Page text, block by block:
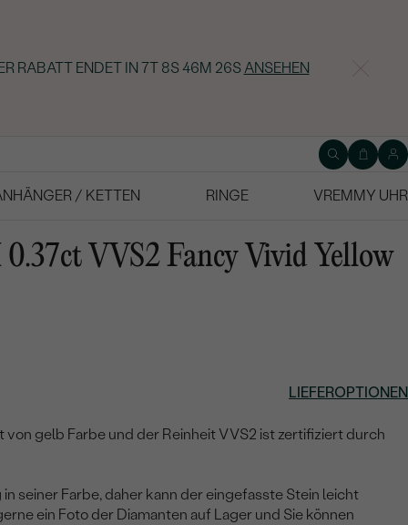
RABATT ENDET IN 7T 8S 46M 25S ANSEHEN
/ KETTEN RINGE
VREMMY UHR
VVS2 Fancy Vivid Yellow
LIEFEROPTIONEN
von gelb Farbe und der Reinheit VVS2 ist zertifiziert durch
seiner Farbe, daher kann der eingefasste Stein leicht
ein Foto der Diamanten auf Lager und Sie können